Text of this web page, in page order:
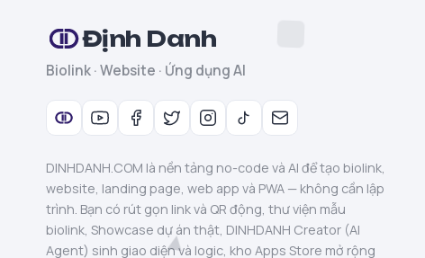
Định Danh
Biolink · Website · Ứng dụng AI
DINHDANH.COM là nền tảng no-code và AI để tạo biolink,
website, landing page, web app và PWA — không cần lập
trình. Bạn có rút gọn link và QR động, thư viện mẫu
biolink, Showcase dự án thật, DINHDANH Creator (AI
Agent) sinh giao diện và logic, kho Apps Store mở rộng